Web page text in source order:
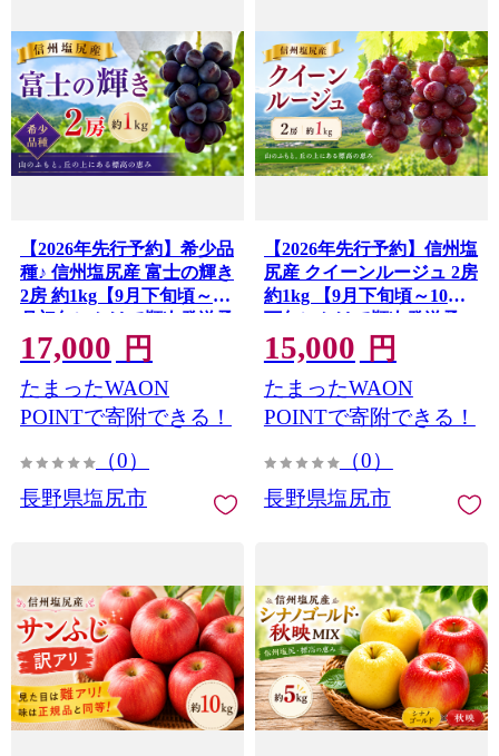
【2026年先行予約】希少品
種♪ 信州塩尻産 富士の輝き
2房 約1kg【9月下旬頃～11
月初旬にかけて順次発送予
定】 ｜ 富士の輝き ブラッ
クシャインマスカット 希
少品種 ぶどう 葡萄 フルー
ツ 果物 YoshieVineyard 塩
17,000 円
たまったWAON
POINTで寄附できる！
（0）
長野県塩尻市
【2026年先行予約】信州塩
尻産 クイーンルージュ 2房
約1kg 【9月下旬頃～10月
下旬にかけて順次発送予
定】｜ クイーンルージュ
ぶどう 葡萄 フルーツ 果物
YoshieVineyard 塩尻市 長
野県 信州
15,000 円
たまったWAON
POINTで寄附できる！
（0）
長野県塩尻市